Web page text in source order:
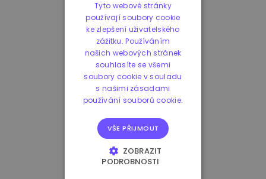
Tyto webové stránky
používají soubory cookie
ke zlepšení uživatelského
zážitku. Používáním
našich webových stránek
souhlasíte se všemi
soubory cookie v souladu
s našimi zásadami
používání souborů cookie.
VŠE PŘIJMOUT
ZOBRAZIT
PODROBNOSTI